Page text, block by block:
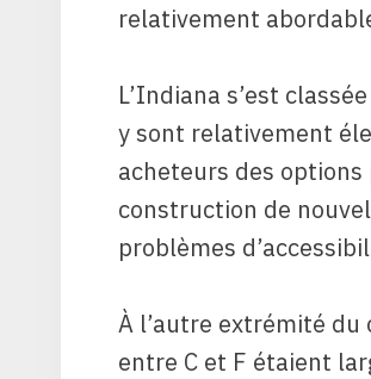
relativement
L’Indiana s’est
y sont relativement
acheteurs des
construction de
problèmes
À l’autre extrémité
entre C et F étaient